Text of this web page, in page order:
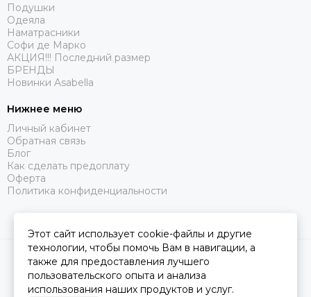
Подушки
Одеяла
Наматрасники
Софи де Марко
АКЦИЯ!!! Последний размер
БРЕНДЫ
Новинки Asabella
Нижнее меню
Личный кабинет
Обратная связь
Блог
Как сделать предоплату
Оферта
Политика конфиденциальности
2026 © Царство Сна.Карта сайта
Этот сайт использует cookie-файлы и другие
технологии, чтобы помочь Вам в навигации, а
также для предоставления лучшего
пользовательского опыта и анализа
использования наших продуктов и услуг.